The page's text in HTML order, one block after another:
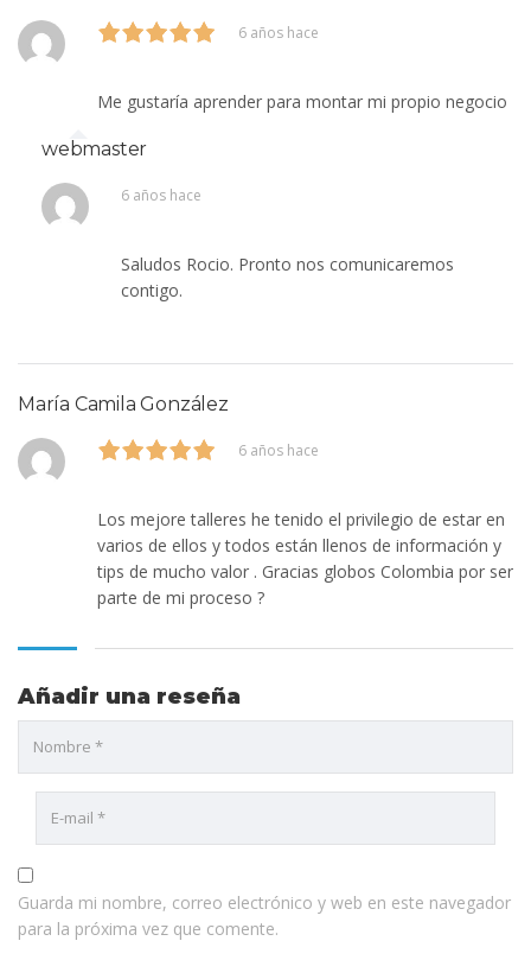
6 años hace
Me gustaría aprender para montar mi propio negocio
webmaster
6 años hace
Saludos Rocio. Pronto nos comunicaremos
contigo.
María Camila González
6 años hace
Los mejore talleres he tenido el privilegio de estar en
varios de ellos y todos están llenos de información y
tips de mucho valor . Gracias globos Colombia por ser
parte de mi proceso ?
Añadir una reseña
Guarda mi nombre, correo electrónico y web en este navegador
para la próxima vez que comente.